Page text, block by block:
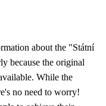
about the "Státní
because the original
While the
no need to worry!